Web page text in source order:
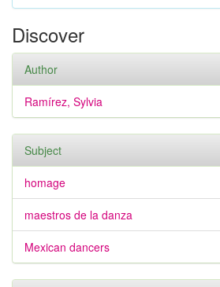
Discover
Author
Ramírez, Sylvia
Subject
homage
maestros de la danza
Mexican dancers